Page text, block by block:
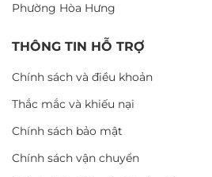
Phường Hòa Hưng
THÔNG TIN HỖ TRỢ
Chính sách và điều khoản
Thắc mắc và khiếu nại
Chính sách bảo mật
Chính sách vận chuyển